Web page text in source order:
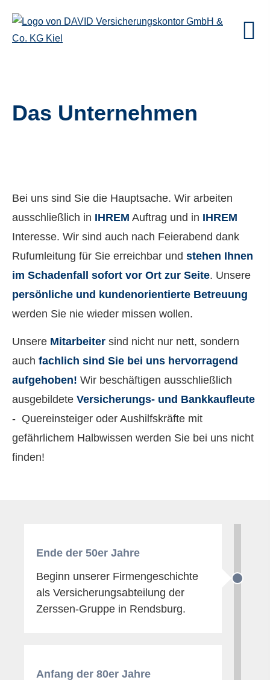
Das Unternehmen
Bei uns sind Sie die Hauptsache. Wir arbeiten
ausschließlich in IHREM Auftrag und in IHREM
Interesse. Wir sind auch nach Feierabend dank
Rufumleitung für Sie erreichbar und stehen Ihnen
im Schadenfall sofort vor Ort zur Seite. Unsere
persönliche und kundenorientierte Betreuung
werden Sie nie wieder missen wollen.
Unsere Mitarbeiter sind nicht nur nett, sondern
auch fachlich sind Sie bei uns hervorragend
aufgehoben! Wir beschäftigen ausschließlich
ausgebildete Versicherungs- und Bankkaufleute
- Quereinsteiger oder Aushilfskräfte mit
gefährlichem Halbwissen werden Sie bei uns nicht
finden!
Ende der 50er Jahre
Beginn unserer Firmengeschichte
als Versicherungsabteilung der
Zerssen-Gruppe in Rendsburg.
Anfang der 80er Jahre